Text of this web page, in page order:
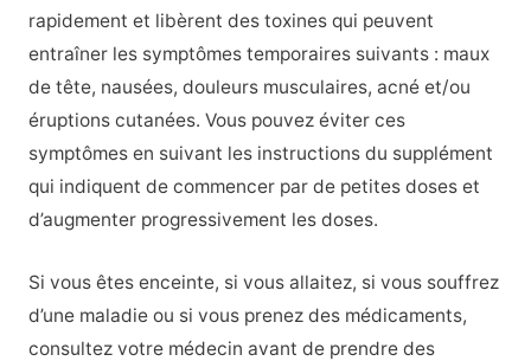
rapidement et libèrent des toxines qui peuvent
entraîner les symptômes temporaires suivants : maux
de tête, nausées, douleurs musculaires, acné et/ou
éruptions cutanées. Vous pouvez éviter ces
symptômes en suivant les instructions du supplément
qui indiquent de commencer par de petites doses et
d’augmenter progressivement les doses.
Si vous êtes enceinte, si vous allaitez, si vous souffrez
d’une maladie ou si vous prenez des médicaments,
consultez votre médecin avant de prendre des